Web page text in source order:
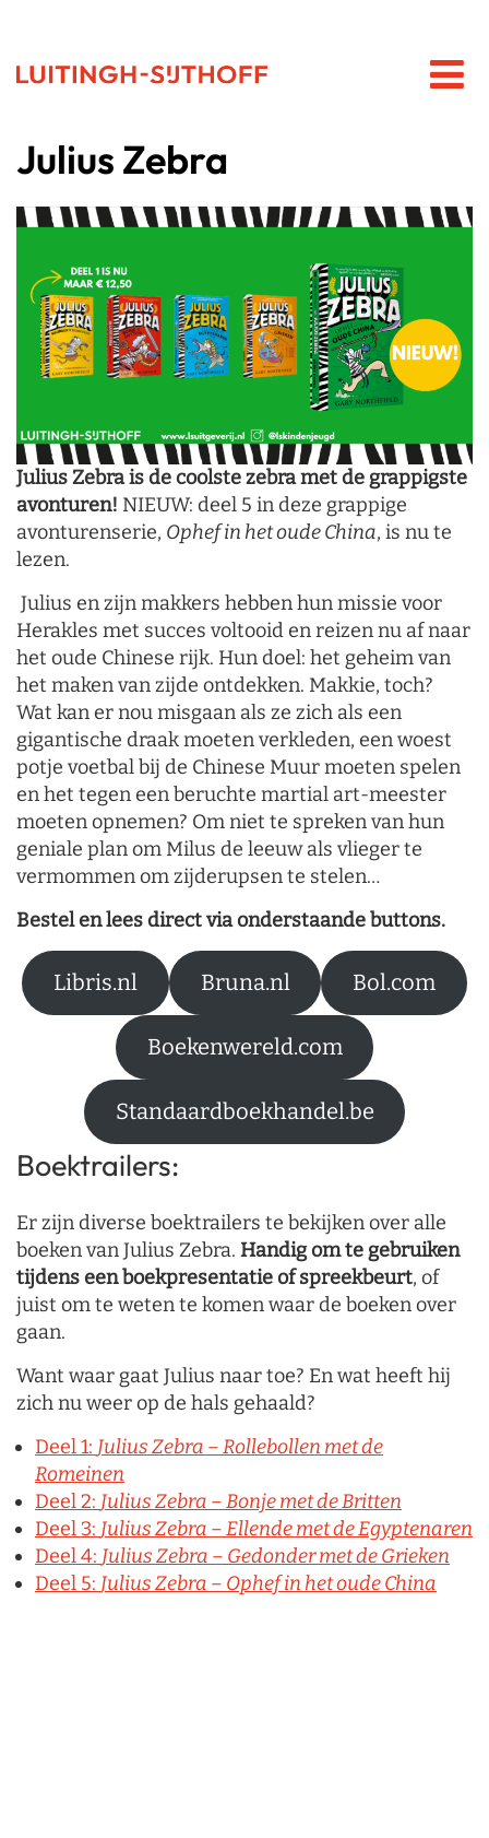
Julius Zebra
Julius Zebrais de coolste zebra met de grappigste
avonturen! NIEUW: deel 5 in deze grappige
avonturenserie, Ophef in het oude China, is nu te
lezen.
Julius en zijn makkers hebben hun missie voor
Herakles met succes voltooid en reizen nu af naar
het oude Chinese rijk. Hun doel: het geheim van
het maken van zijde ontdekken. Makkie, toch?
Wat kan er nou misgaan als ze zich als een
gigantische draak moeten verkleden, een woest
potje voetbal bij de Chinese Muur moeten spelen
en het tegen een beruchte martial art-meester
moeten opnemen? Om niet te spreken van hun
geniale plan om Milus de leeuw als vlieger te
vermommen om zijderupsen te stelen…
Bestel en lees direct via onderstaande buttons.
Libris.nl Bruna.nl Bol.com
Boekenwereld.com
Standaardboekhandel.be
Boektrailers:
Er zijn diverse boektrailers te bekijken over alle
boeken van Julius Zebra. Handig om te gebruiken
tijdens een boekpresentatie of spreekbeurt, of
juist om te weten te komen waar de boeken over
gaan.
Want waar gaat Julius naar toe? En wat heeft hij
zich nu weer op de hals gehaald?
Deel 1: Julius Zebra – Rollebollen met de
Romeinen
Deel 2: Julius Zebra – Bonje met de Britten
Deel 3: Julius Zebra – Ellende met de Egyptenaren
Deel 4: Julius Zebra – Gedonder met de Grieken
Deel 5: Julius Zebra – Ophef in het oude China